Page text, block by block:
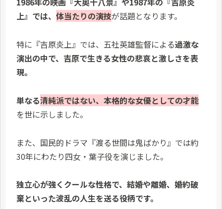
上』では、 体当たりの演技が話題となります。
特に『吉原炎上』では、五社英雄監督による過激な
演出の中で、吉原で生きる女性の悲哀と激しさを表
現。
単なる清純派ではない、本格的な女優としての才能
を世に示しました。
また、国民的ドラマ『渡る世間は鬼ばかり』では約
30年にわたり四女・葉子役を演じました。
独立心が強くクールな性格で、結婚や離婚、婚約破
棄といった波乱の人生を送る役柄です。